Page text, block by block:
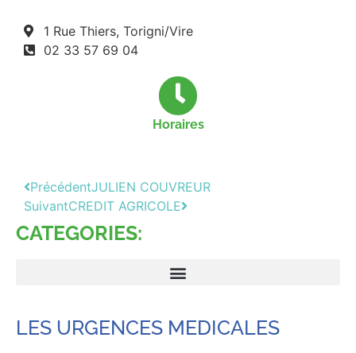
1 Rue Thiers, Torigni/Vire
02 33 57 69 04
Horaires
PrécédentJULIEN COUVREUR
SuivantCREDIT AGRICOLE
CATEGORIES:
LES URGENCES MEDICALES